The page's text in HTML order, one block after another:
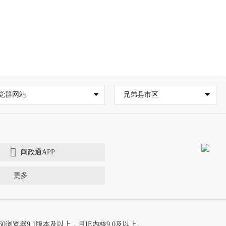
群网站 兄弟县市区
闽政通APP
更多
览器9.1版本及以上，且IE内核9.0及以上。